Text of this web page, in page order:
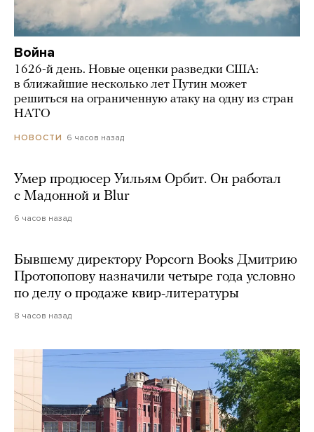
Война
1626-й день. Новые оценки разведки США:
в ближайшие несколько лет Путин может
решиться на ограниченную атаку на одну из стран
НАТО
НОВОСТИ 6 часов назад
Умер продюсер Уильям Орбит. Он работал
с Мадонной и Blur
6 часов назад
Бывшему директору Popcorn Books Дмитрию
Протопопову назначили четыре года условно
по делу о продаже квир-литературы
8 часов назад